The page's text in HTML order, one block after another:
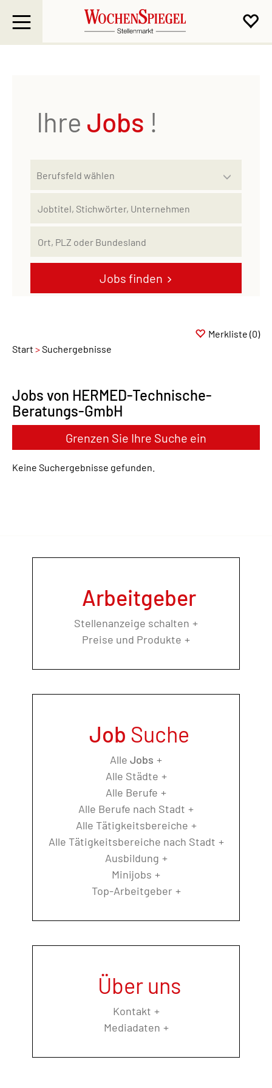
Ihre Jobs !
Jobs finden
Start Suchergebnisse
Merkliste (0)
Jobs von HERMED-Technische-
Beratungs-GmbH
Grenzen Sie Ihre Suche ein
Keine Suchergebnisse gefunden.
Arbeitgeber
Stellenanzeige schalten
Preise und Produkte
Job Suche
Alle Jobs
Alle Städte
Alle Berufe
Alle Berufe nach Stadt
Alle Tätigkeitsbereiche
Alle Tätigkeitsbereiche nach Stadt
Ausbildung
Minijobs
Top-Arbeitgeber
Über uns
Kontakt
Mediadaten